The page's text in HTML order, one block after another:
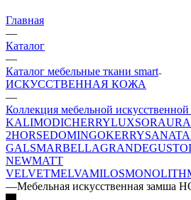
Главная
—
Каталог
—
Каталог мебельные ткани smart
ИСКУССТВЕННАЯ КОЖА
—
Коллекция мебельной
KALIMODICHERRYLUXSORAURA
2HORSEDOMINGOKERRYSANATA
GALSMARBELLAGRANDEGUSTO
NEWMATT
VELVETMELVAMILOSMONOLITH
—Мебельная искусственная замша